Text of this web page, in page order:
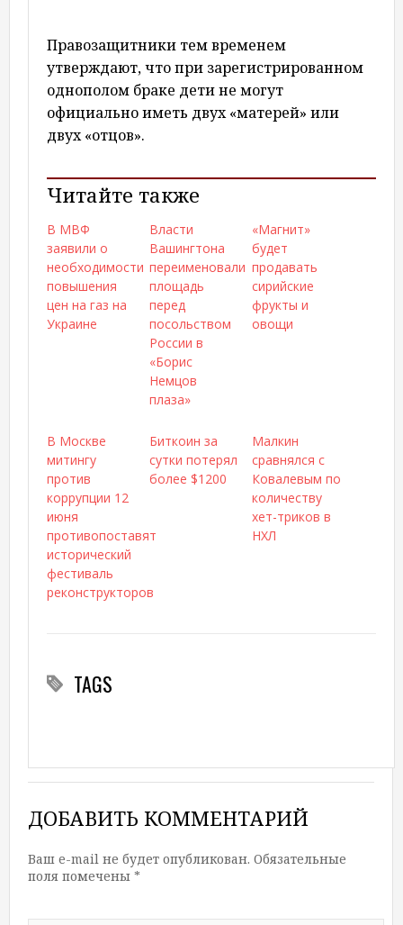
Правозащитники тем временем
утверждают, что при зарегистрированном
однополом браке дети не могут
официально иметь двух «матерей» или
двух «отцов».
Читайте также
В МВФ
заявили о
необходимости
повышения
цен на газ на
Украине
Власти
Вашингтона
переименовали
площадь
перед
посольством
России в
«Борис
Немцов
плаза»
«Магнит»
будет
продавать
сирийские
фрукты и
овощи
В Москве
митингу
против
коррупции 12
июня
противопоставят
исторический
фестиваль
реконструкторов
Биткоин за
сутки потерял
более $1200
Малкин
сравнялся с
Ковалевым по
количеству
хет-триков в
НХЛ
TAGS
ДОБАВИТЬ КОММЕНТАРИЙ
Ваш e-mail не будет опубликован. Обязательные
поля помечены *